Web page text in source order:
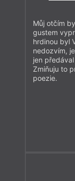
Můj otčím
gustem
hrdinou byl
nedozvím,
jen
Zmiňuju to
poezie.